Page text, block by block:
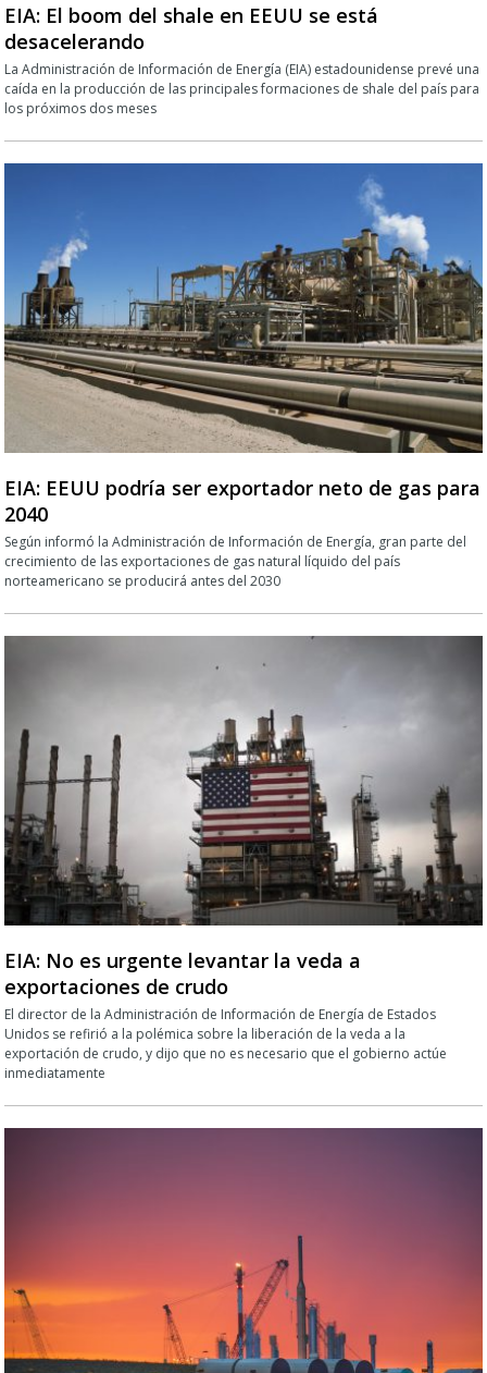
EIA: El boom del shale en EEUU se está
desacelerando
La Administración de Información de Energía (EIA) estadounidense prevé una
caída en la producción de las principales formaciones de shale del país para
los próximos dos meses
EIA: EEUU podría ser exportador neto de gas para
2040
Según informó la Administración de Información de Energía, gran parte del
crecimiento de las exportaciones de gas natural líquido del país
norteamericano se producirá antes del 2030
EIA: No es urgente levantar la veda a
exportaciones de crudo
El director de la Administración de Información de Energía de Estados
Unidos se refirió a la polémica sobre la liberación de la veda a la
exportación de crudo, y dijo que no es necesario que el gobierno actúe
inmediatamente